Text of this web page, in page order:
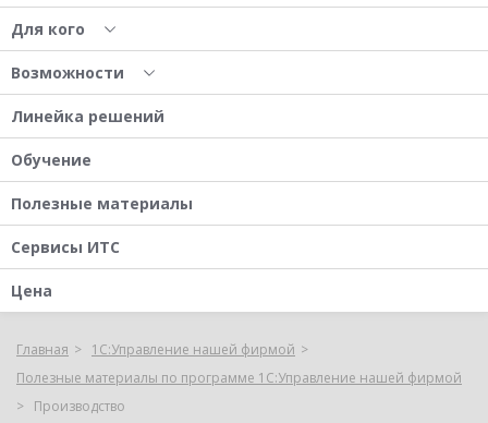
Для кого
Возможности
Линейка решений
Обучение
Полезные материалы
Сервисы ИТС
Цена
Главная
1С:Управление нашей фирмой
Полезные материалы по программе 1С:Управление нашей фирмой
Производство